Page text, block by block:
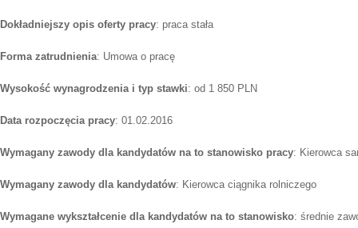
Dokładniejszy opis oferty pracy: praca stała
Forma zatrudnienia: Umowa o pracę
Wysokość wynagrodzenia i typ stawki: od 1 850 PLN
Data rozpoczęcia pracy: 01.02.2016
Wymagany zawody dla kandydatów na to stanowisko pracy: Kierowca
Wymagany zawody dla kandydatów: Kierowca ciągnika rolniczego
Wymagane wykształcenie dla kandydatów na to stanowisko: średnie